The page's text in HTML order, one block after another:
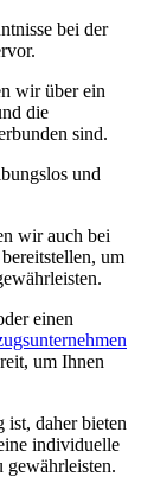
bei der
wir über ein
die
sind.
und
wir auch bei
um
einen
um Ihnen
ist, daher bieten
individuelle
gewährleisten.